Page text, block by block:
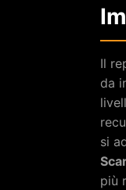
Il
da
si
più